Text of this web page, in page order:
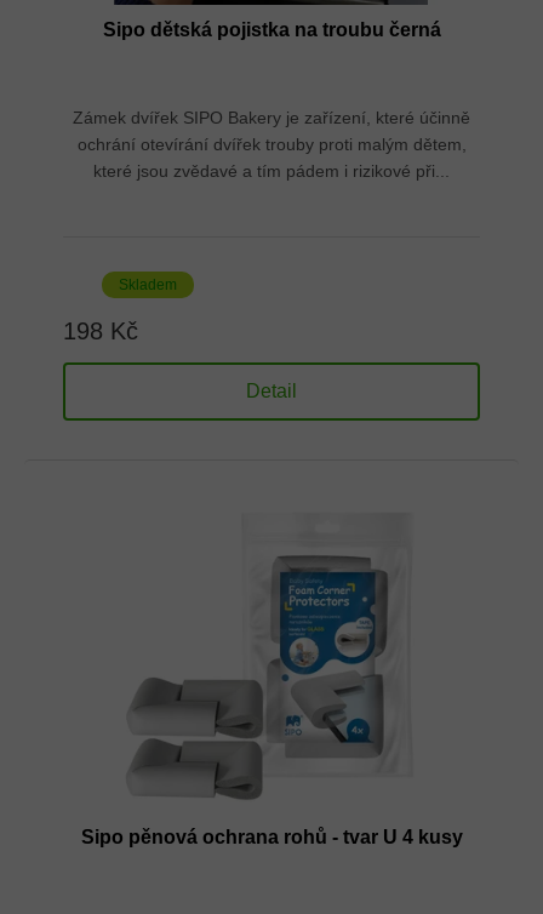
Sipo dětská pojistka na troubu černá
Zámek dvířek SIPO Bakery je zařízení, které účinně
ochrání otevírání dvířek trouby proti malým dětem,
které jsou zvědavé a tím pádem i rizikové při...
Skladem
198 Kč
Detail
Sipo pěnová ochrana rohů - tvar U 4 kusy